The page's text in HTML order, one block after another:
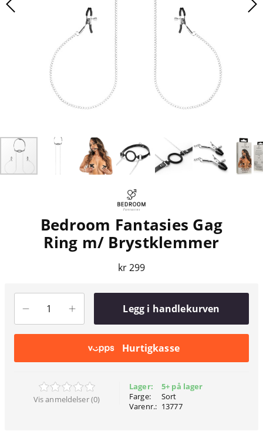
Bedroom Fantasies Gag
Ring m/ Brystklemmer
kr 299
Legg i handlekurven
Hurtigkasse
Vis anmeldelser (0)
Lager:
Farge:
Varenr.:
5+ på lager
Sort
13777